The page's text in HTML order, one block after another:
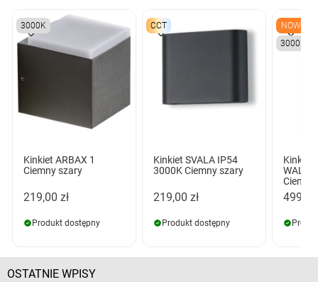
3000K
Kinkiet ARBAX 1
Ciemny szary
219,00 zł
Produkt dostępny
CCT
Kinkiet SVALA IP54
3000K Ciemny szary
219,00 zł
Produkt dostępny
NOWY
3000K
Kinkiet
WALL
499,00
OSTATNIE WPISY